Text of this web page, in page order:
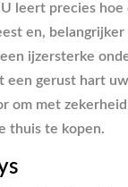
leert precies
en, belangrijker
ijzersterke
een gerust hart
om met zekerheid
thuis te kopen.